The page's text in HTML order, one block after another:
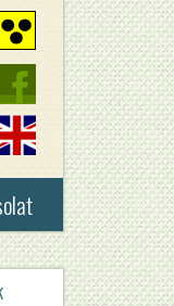
Nagy
kontrasztú
nézet